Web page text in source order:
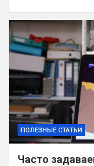
ПОЛЕЗНЫЕ СТАТЬИ
Часто